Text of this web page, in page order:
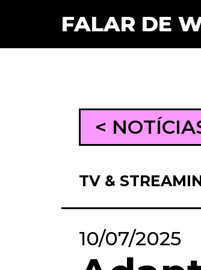
FALAR DE
<
TV &
10/07/2025